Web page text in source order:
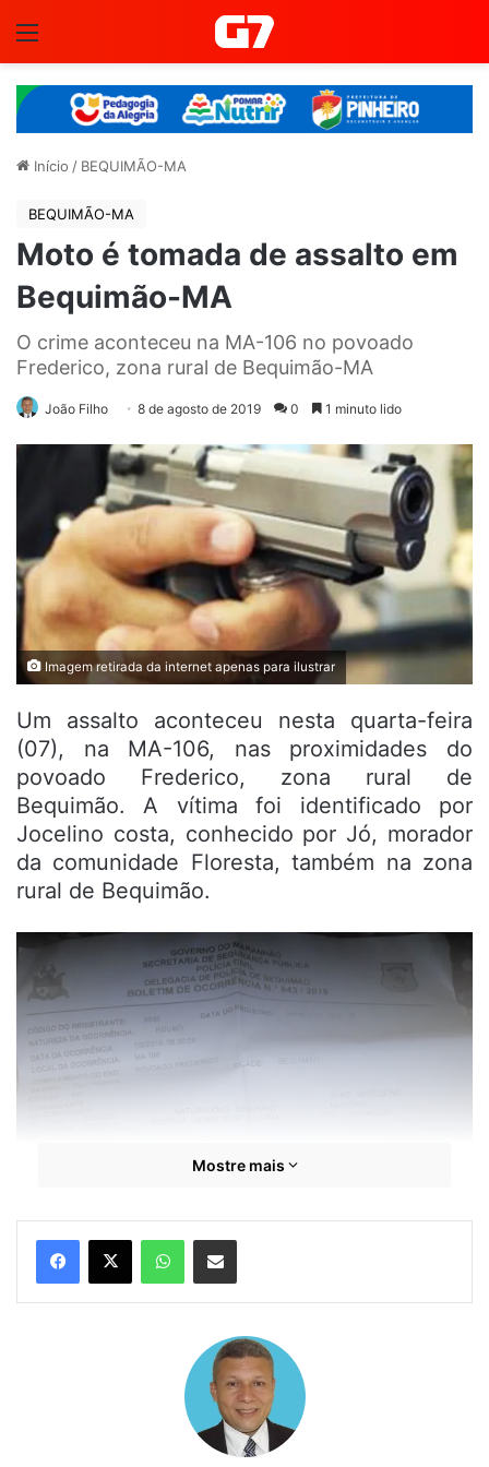
Início / BEQUIMÃO-MA
BEQUIMÃO-MA
Moto é tomada de assalto em
Bequimão-MA
O crime aconteceu na MA-106 no povoado
Frederico, zona rural de Bequimão-MA
João Filho 8 de agosto de 2019 0 1 minuto lido
Imagem retirada da internet apenas para ilustrar
Um assalto aconteceu nesta quarta-feira
(07), na MA-106, nas proximidades do
povoado Frederico, zona rural de
Bequimão. A vítima foi identificado por
Jocelino costa, conhecido por Jó, morador
da comunidade Floresta, também na zona
rural de Bequimão.
Mostre mais